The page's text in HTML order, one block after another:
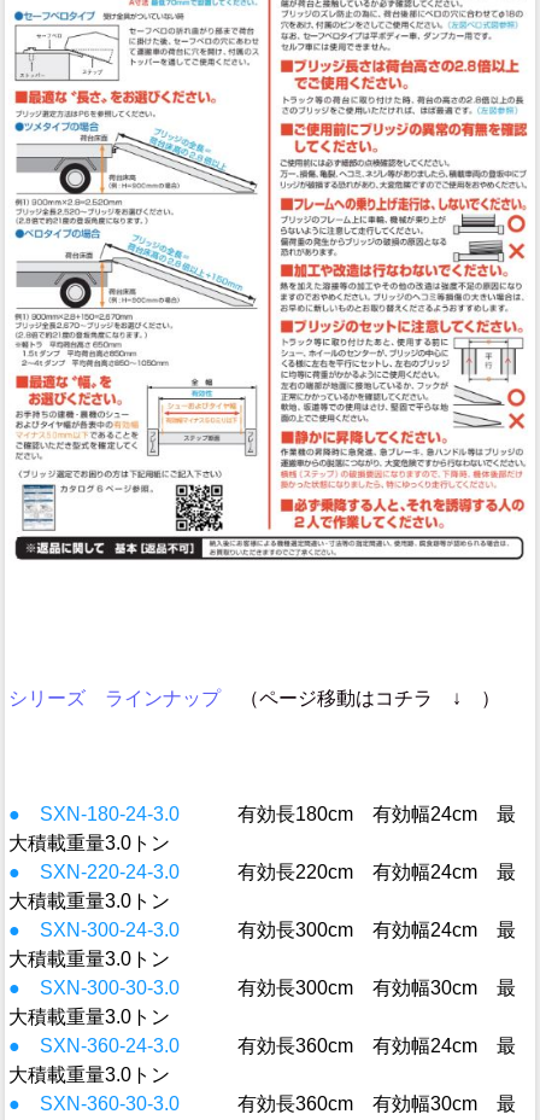
シリーズ ラインナップ （ページ移動はコチラ ↓ ）
● SXN-180-24-3.0
有効長180cm 有効幅24cm 最
大積載重量3.0トン
● SXN-220-24-3.0
有効長220cm 有効幅24cm 最
大積載重量3.0トン
● SXN-300-24-3.0
有効長300cm 有効幅24cm 最
大積載重量3.0トン
● SXN-300-30-3.0
有効長300cm 有効幅30cm 最
大積載重量3.0トン
● SXN-360-24-3.0
有効長360cm 有効幅24cm 最
大積載重量3.0トン
● SXN-360-30-3.0
有効長360cm 有効幅30cm 最